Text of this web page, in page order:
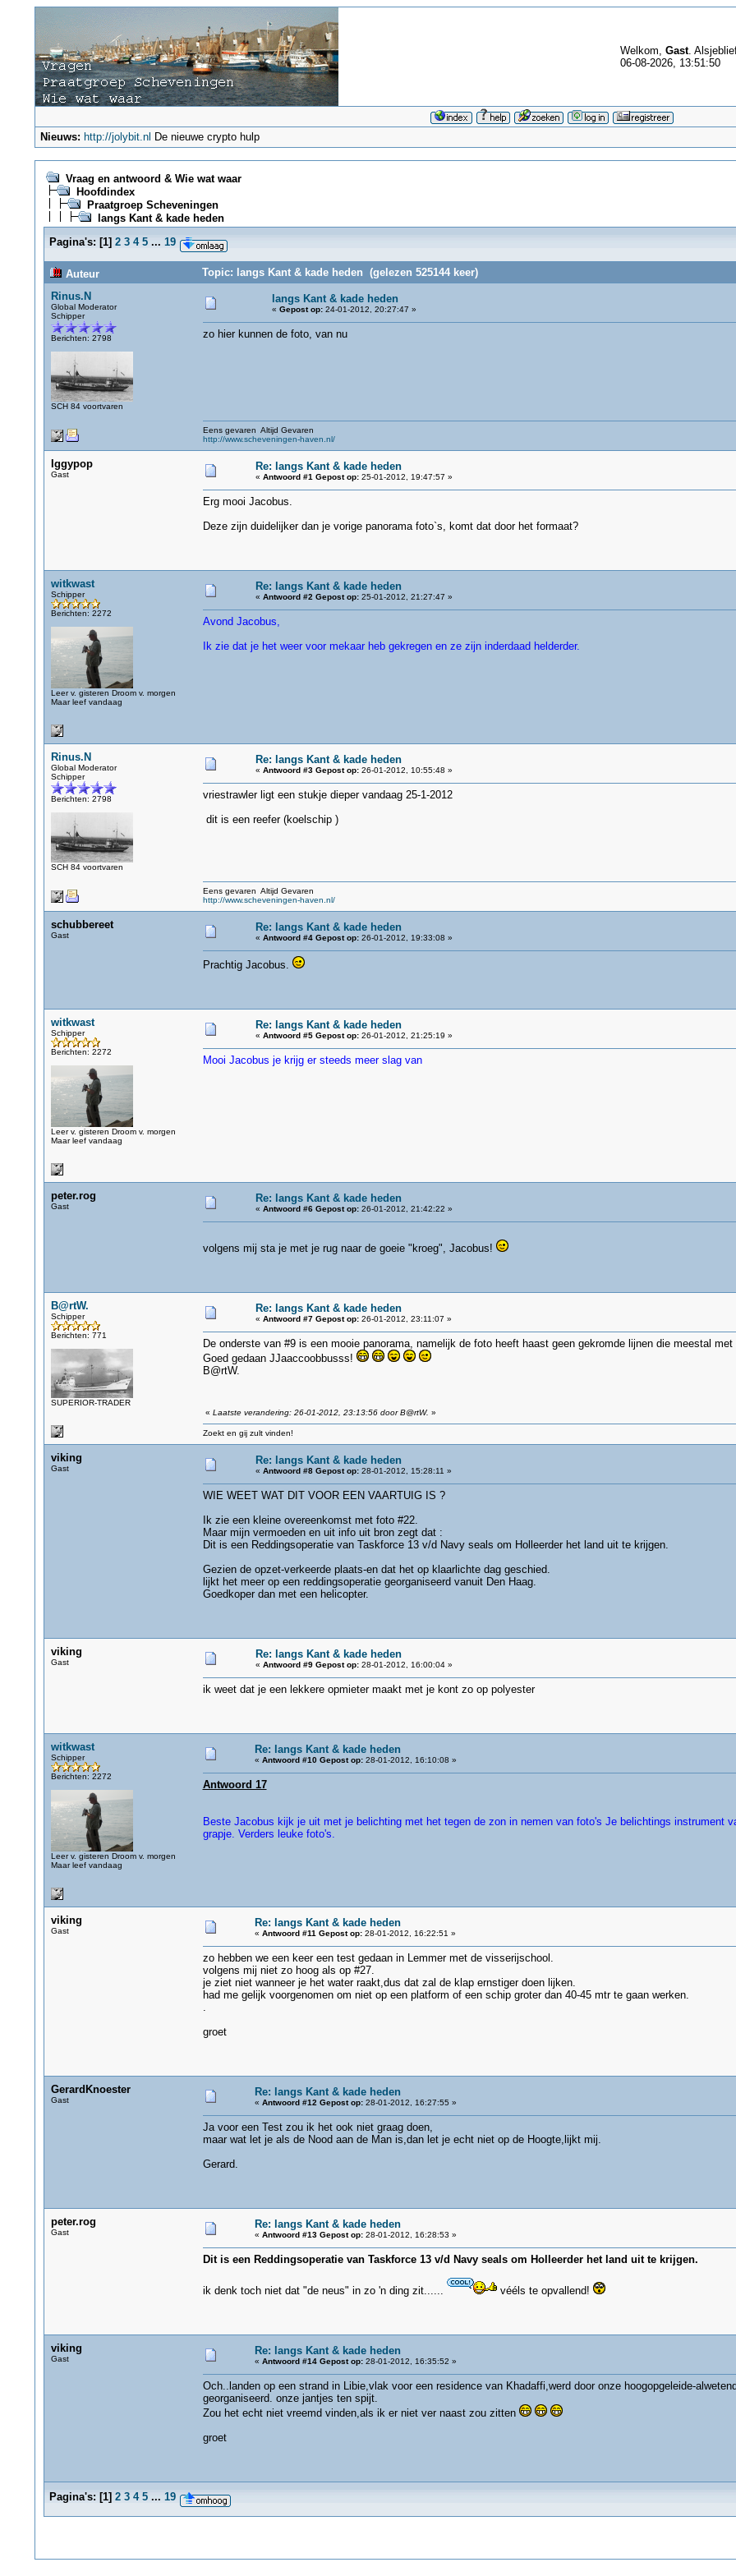
Welkom, Gast.
06-08-2026, 13:51:50
Nieuws: http://jolybit.nl De nieuwe crypto hulp
Vraag en antwoord & Wie wat waar
Hoofdindex
Praatgroep Scheveningen
langs Kant & kade heden
Pagina's: [1] 2 3 4 5 ... 19
Auteur
Topic: langs Kant & kade heden (gelezen 525144 keer)
Rinus.N
Global Moderator
Schipper
Berichten: 2798
SCH 84 voortvaren
langs Kant & kade heden
« Gepost op:24-01-2012, 20:27:47 »
zo hier kunnen de foto, van nu
Eens gevaren Altijd Gevaren
http://www.scheveningen-haven.nl/
Iggypop
Gast
Re: langs Kant & kade heden
« Antwoord #1 Gepost op:25-01-2012, 19:47:57 »
Erg mooi Jacobus.
Deze zijn duidelijker dan je vorige panorama foto`s, komt dat door het formaat?
witkwast
Schipper
Berichten: 2272
Leer v. gisteren Droom v. morgen
Maar leef vandaag
Re: langs Kant & kade heden
« Antwoord #2 Gepost op:25-01-2012, 21:27:47 »
Avond Jacobus,
Ik zie dat je het weer voor mekaar heb gekregen en ze zijn inderdaad helderder.
Rinus.N
Global Moderator
Schipper
Berichten: 2798
SCH 84 voortvaren
Re: langs Kant & kade heden
« Antwoord #3 Gepost op:26-01-2012, 10:55:48 »
vriestrawler ligt een stukje dieper vandaag 25-1-2012
dit is een reefer (koelschip )
Eens gevaren Altijd Gevaren
http://www.scheveningen-haven.nl/
schubbereet
Gast
Re: langs Kant & kade heden
« Antwoord #4 Gepost op:26-01-2012, 19:33:08 »
Prachtig Jacobus.
witkwast
Schipper
Berichten: 2272
Leer v. gisteren Droom v. morgen
Maar leef vandaag
Re: langs Kant & kade heden
« Antwoord #5 Gepost op:26-01-2012, 21:25:19 »
Mooi Jacobus je krijg er steeds meer slag van
peter.rog
Gast
Re: langs Kant & kade heden
« Antwoord #6 Gepost op:26-01-2012, 21:42:22 »
volgens mij sta je met je rug naar de goeie "kroeg", Jacobus!
B@rtW.
Schipper
Berichten: 771
SUPERIOR-TRADER
Re: langs Kant & kade heden
« Antwoord #7 Gepost op:26-01-2012, 23:11:07 »
De onderste van #9 is een mooie panorama, namelijk de foto heeft haast geen gekromde lijnen die meestal
Goed gedaan JJaaccoobbusss!
B@rtW.
« Laatste verandering: 26-01-2012, 23:13:56 door B@rtW. »
Zoekt en gij zult vinden!
viking
Gast
Re: langs Kant & kade heden
« Antwoord #8 Gepost op:28-01-2012, 15:28:11 »
WIE WEET WAT DIT VOOR EEN VAARTUIG IS ?
Ik zie een kleine overeenkomst met foto #22.
Maar mijn vermoeden en uit info uit bron zegt dat :
Dit is een Reddingsoperatie van Taskforce 13 v/d Navy seals om Holleerder het land uit te krijgen.
Gezien de opzet-verkeerde plaats-en dat het op klaarlichte dag geschied.
lijkt het meer op een reddingsoperatie georganiseerd vanuit Den Haag.
Goedkoper dan met een helicopter.
viking
Gast
Re: langs Kant & kade heden
« Antwoord #9 Gepost op:28-01-2012, 16:00:04 »
ik weet dat je een lekkere opmieter maakt met je kont zo op polyester
witkwast
Schipper
Berichten: 2272
Leer v. gisteren Droom v. morgen
Maar leef vandaag
Re: langs Kant & kade heden
« Antwoord #10 Gepost op:28-01-2012, 16:10:08 »
Antwoord 17
Beste Jacobus kijk je uit met je belichting met het tegen de zon in nemen van foto's Je belichtings instrument
grapje. Verders leuke foto's.
viking
Gast
Re: langs Kant & kade heden
« Antwoord #11 Gepost op:28-01-2012, 16:22:51 »
zo hebben we een keer een test gedaan in Lemmer met de visserijschool.
volgens mij niet zo hoog als op #27.
je ziet niet wanneer je het water raakt,dus dat zal de klap ernstiger doen lijken.
had me gelijk voorgenomen om niet op een platform of een schip groter dan 40-45 mtr te gaan werken.
.
groet
GerardKnoester
Gast
Re: langs Kant & kade heden
« Antwoord #12 Gepost op:28-01-2012, 16:27:55 »
Ja voor een Test zou ik het ook niet graag doen,
maar wat let je als de Nood aan de Man is,dan let je echt niet op de Hoogte,lijkt mij.
Gerard.
peter.rog
Gast
Re: langs Kant & kade heden
« Antwoord #13 Gepost op:28-01-2012, 16:28:53 »
Dit is een Reddingsoperatie van Taskforce 13 v/d Navy seals om Holleerder het land uit te krijgen.
ik denk toch niet dat "de neus" in zo 'n ding zit...... vééls te opvallend!
viking
Gast
Re: langs Kant & kade heden
« Antwoord #14 Gepost op:28-01-2012, 16:35:52 »
Och..landen op een strand in Libie,vlak voor een residence van Khadaffi,werd door onze hoogopgeleide-
georganiseerd. onze jantjes ten spijt.
Zou het echt niet vreemd vinden,als ik er niet ver naast zou zitten
groet
Pagina's: [1] 2 3 4 5 ... 19